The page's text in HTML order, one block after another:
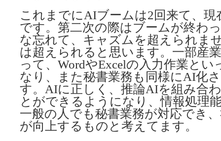
これまでにAIブームは2回来て、
です。第二次の際はブームが終わ
な忘れて、キャズムを超えられま
は超えられると思います。一部産
って、WordやExcelの入力作業と
なり、また秘書業務も同様にAI化
す。AIに正しく、推論AIを組み合
とができるようになり、情報処理
一般の人でも秘書業務が対応でき
が向上するものと考えてます。